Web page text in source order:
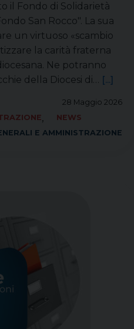
il Fondo di Solidarietà
San Rocco". La sua
un virtuoso «scambio
la carità fraterna
Ne potranno
della Diocesi di… [...]
28 Maggio 2026
,
NEWS
E AMMINISTRAZIONE